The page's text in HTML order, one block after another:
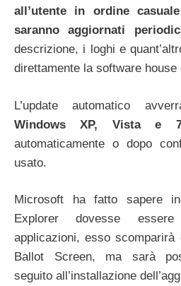
all’utente in ordine
saranno aggiornati
descrizione, i loghi e
direttamente la software house
L’update automatico
Windows XP, Vista e
automaticamente o dopo
usato.
Microsoft ha fatto sapere
Explorer dovesse
applicazioni, esso scomparirà
Ballot Screen, ma sarà
seguito all’installazione